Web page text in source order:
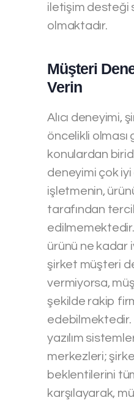
iletişim desteği
olmaktadır.
Müşteri
Verin
Alıcı deneyimi,
öncelikli olması
konulardan
deneyimi çok
işletmenin,
tarafından
ürünü ne kadar
şirket müşteri
vermiyorsa,
şekilde rakip
edebilmektedir.
yazılım
merkezleri;
beklentilerini
karşılayarak,